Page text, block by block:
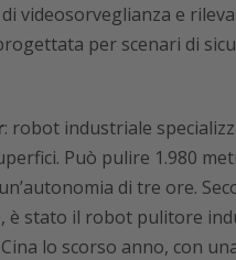
videosorveglianza e
per scenari di
: robot industriale
Può pulire 1.980
di tre ore.
è stato il robot pulitore
lo scorso anno, con